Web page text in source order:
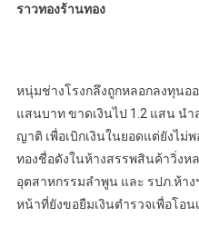
ราวทองร้านทอง
หนุ่มช่างโรงกลึงถูกหลอกลงทุนอ
แสนบาท ขาดเงินไป 1.2 แสน น
ญาติ เพื่อเบิกเงินในยอดแต่ยังไ
ทองชื่อดังในห้างสรรพสินค้าวิ่งห
อุตสาหกรรมลำพูน และ รปภ.ห้า
หน้าที่ยังขอยืมเงินตำรวจเพื่อโอ